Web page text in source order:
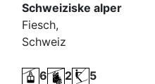
Schweiziske alper
Fiesch,
Schweiz
6 2
5